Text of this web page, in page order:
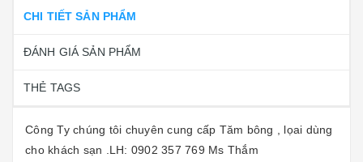
CHI TIẾT SẢN PHẨM
ĐÁNH GIÁ SẢN PHẨM
THẺ TAGS
Công Ty chúng tôi chuyên cung cấp Tăm bông , lọai dùng
cho khách sạn .LH: 0902 357 769 Ms Thắm